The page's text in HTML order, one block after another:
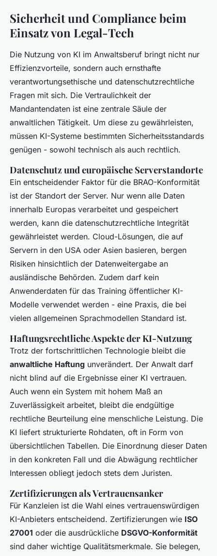
Sicherheit und Compliance beim
Einsatz von Legal-Tech
Die Nutzung von KI im Anwaltsberuf bringt nicht nur
Effizienzvorteile, sondern auch ernsthafte
verantwortungsethische und datenschutzrechtliche
Fragen mit sich. Die Vertraulichkeit der
Mandantendaten ist eine zentrale Säule der
anwaltlichen Tätigkeit. Um diese zu gewährleisten,
müssen KI-Systeme bestimmten Sicherheitsstandards
genügen - sowohl technisch als auch rechtlich.
Datenschutz und europäische Serverstandorte
Ein entscheidender Faktor für die BRAO-Konformität
ist der Standort der Server. Nur wenn alle Daten
innerhalb Europas verarbeitet und gespeichert
werden, kann die datenschutzrechtliche Integrität
gewährleistet werden. Cloud-Lösungen, die auf
Servern in den USA oder Asien basieren, bergen
Risiken hinsichtlich der Datenweitergabe an
ausländische Behörden. Zudem darf kein
Anwenderdaten für das Training öffentlicher KI-
Modelle verwendet werden - eine Praxis, die bei
vielen allgemeinen Sprachmodellen Standard ist.
Haftungsrechtliche Aspekte der KI-Nutzung
Trotz der fortschrittlichen Technologie bleibt die
anwaltliche Haftung unverändert. Der Anwalt darf
nicht blind auf die Ergebnisse einer KI vertrauen.
Auch wenn ein System mit hohem Maß an
Zuverlässigkeit arbeitet, bleibt die endgültige
rechtliche Beurteilung eine menschliche Leistung. Die
KI liefert strukturierte Rohdaten, oft in Form von
übersichtlichen Tabellen. Die Einordnung dieser Daten
in den konkreten Fall und die Abwägung rechtlicher
Interessen obliegt jedoch stets dem Juristen.
Zertifizierungen als Vertrauensanker
Für Kanzleien ist die Wahl eines vertrauenswürdigen
KI-Anbieters entscheidend. Zertifizierungen wie ISO
27001 oder die ausdrückliche DSGVO-Konformität
sind daher wichtige Qualitätsmerkmale. Sie belegen,